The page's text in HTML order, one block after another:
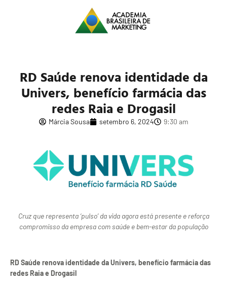
RD Saúde renova identidade da
Univers, benefício farmácia das
redes Raia e Drogasil
Márcia Sousa setembro 6, 2024 9:30 am
Cruz que representa ‘pulso’ da vida agora está presente e reforça
compromisso da empresa com saúde e bem-estar da população
RD Saúde renova identidade da Univers, benefício farmácia das
redes Raia e Drogasil